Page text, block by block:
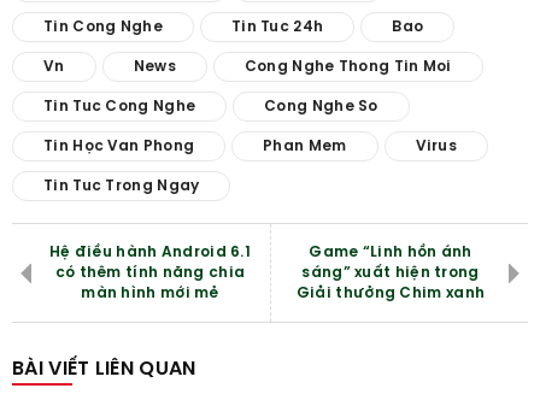
Tin Cong Nghe Tin Tuc 24h Bao
Vn News Cong Nghe Thong Tin Moi
Tin Tuc Cong Nghe Cong Nghe So
Tin Học Van Phong Phan Mem Virus
Tin Tuc Trong Ngay
Hệ điều hành Android 6.1
có thêm tính năng chia
màn hình mới mẻ
Game “Linh hồn ánh
sáng” xuất hiện trong
Giải thưởng Chim xanh
BÀI VIẾT LIÊN QUAN